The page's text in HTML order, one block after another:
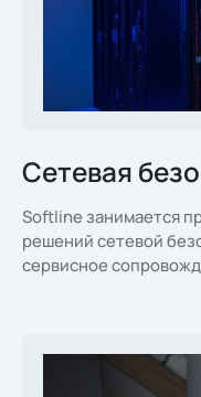
Сетевая
Softline занимается
решений сетевой
сервисное